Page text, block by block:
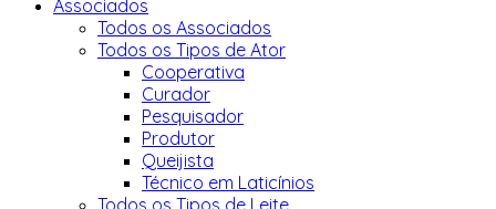
Associados
Todos os Associados
Todos os Tipos de Ator
Cooperativa
Curador
Pesquisador
Produtor
Queijista
Técnico em Laticínios
Todos os Tipos de Leite